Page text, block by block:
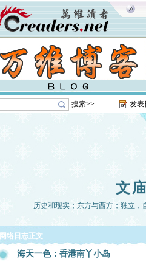
搜索>> 发表
文
历史和现实；东方与西方；独立
网络日志正文
海天一色：香港南丫小岛